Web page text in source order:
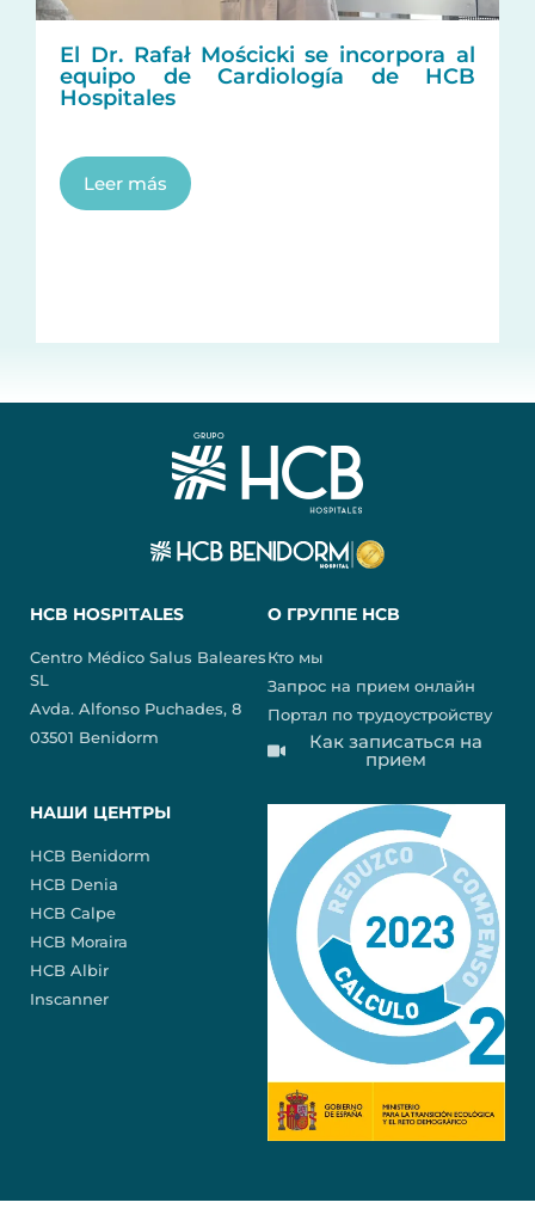
El Dr. Rafał Mościcki se incorpora al
equipo de Cardiología de HCB
Hospitales
Leer más
HCB HOSPITALES
Centro Médico Salus Baleares
SL
Avda. Alfonso Puchades, 8
03501 Benidorm
О ГРУППЕ HCB
Кто мы
Запрос на прием онлайн
Портал по трудоустройству
Как записаться на
прием
НАШИ ЦЕНТРЫ
HCB Benidorm
HCB Denia
HCB Calpe
HCB Moraira
HCB Albir
Inscanner